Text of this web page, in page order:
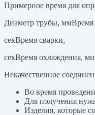
Примерное время для
Диаметр трубы, ммВремя
секВремя сварки,
секВремя охлаждения,
Некачественное
Во время
Для получения
Изделия, которые